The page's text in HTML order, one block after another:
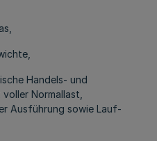
Handels- und
Normallast,
Ausführung sowie Lauf-